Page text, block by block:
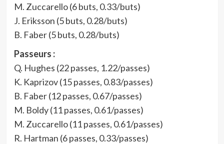
M. Zuccarello (6 buts, 0.33/buts)
J. Eriksson (5 buts, 0.28/buts)
B. Faber (5 buts, 0.28/buts)
Passeurs :
Q. Hughes (22 passes, 1.22/passes)
K. Kaprizov (15 passes, 0.83/passes)
B. Faber (12 passes, 0.67/passes)
M. Boldy (11 passes, 0.61/passes)
M. Zuccarello (11 passes, 0.61/passes)
R. Hartman (6 passes, 0.33/passes)